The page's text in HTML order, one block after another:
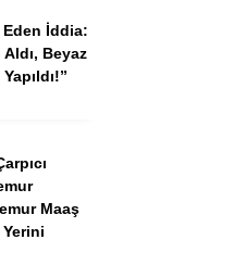
Eden İddia:
Beyaz
Maaş